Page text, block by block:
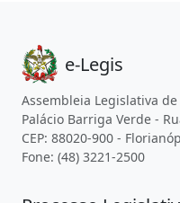
e-Legis
Assembleia Legislativa
Palácio Barriga Verde -
CEP: 88020-900 -
Fone: (48) 3221-2500